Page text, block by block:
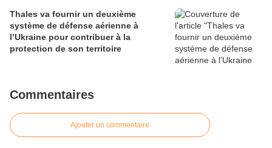
Thales va fournir un deuxième
système de défense aérienne à
l’Ukraine pour contribuer à la
protection de son territoire
Commentaires
Ajouter un commentaire